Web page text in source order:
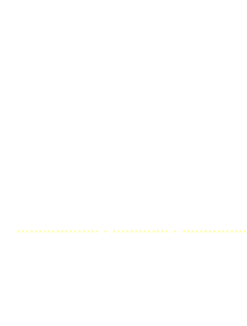
................... . ............. . ...............